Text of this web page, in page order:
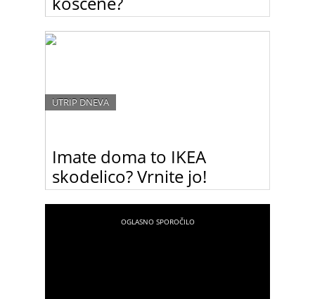
morda zremo v dokumentarec “Ženske, ki so
preživele Dachau”? Kako daleč sploh še lahko gre
Imate doma to IKEA
skodelico? Vrnite jo!
UTRIP DNEVA